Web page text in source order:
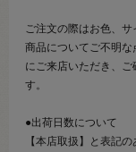
ご注文の際はお色、
商品についてご不明
にご来店いただき、
す。
●出荷日数について
【本店取扱】と表記